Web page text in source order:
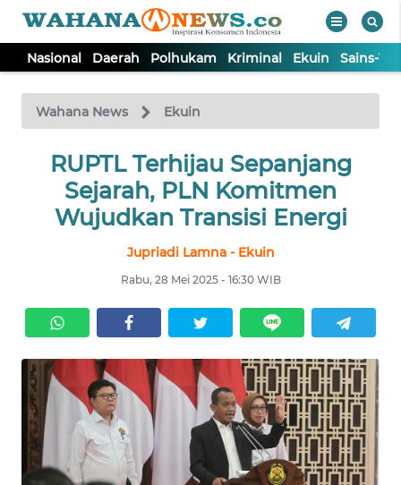
Nasional Daerah Polhukam Kriminal Ekuin Sains-
Wahana News Ekuin
RUPTL Terhijau Sepanjang
Sejarah, PLN Komitmen
Wujudkan Transisi Energi
Jupriadi Lamna - Ekuin
Rabu, 28 Mei 2025 - 16:30 WIB
TV
Tutup
NASIONAL
DAERAH
KRIMINAL
EKUIN
SAINS-TEKNO
KESEHATAN